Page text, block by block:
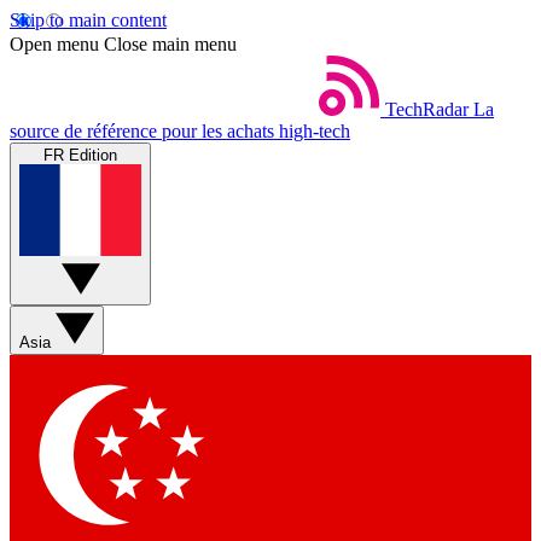
Skip to main content
Open menu Close main menu
TechRadar La
source de référence pour les achats high-tech
FR Edition
Asia